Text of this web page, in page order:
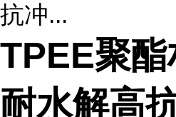
抗冲...
TPEE聚
耐水解高